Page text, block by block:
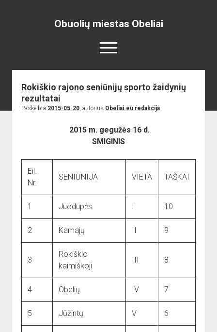
Obuolių miestas Obeliai
open
menu
Pradžia
dropdown
Renginiai
dropdown
Miesto aikštė
ISTORIJA
open
dropdown
Muziejus
Kiti objektai
dropdown
Gimnazistų kūryba
NUOTRAUKOS
Organizacijos
open
dropdown
Sėlos Ramuva
Sporto Klubas
open
dropdown
menu
Reikalingi kontaktai
Nuorodos
Bendruomenės
Rokiškio rajono seniūnijų sporto žaidynių
rezultatai
Paskelbta 2015-05-20, autorius Obeliai.eu redakcija
2015 m. gegužės 16 d.
SMIGINIS
Eil.
Nr.
SENIŪNIJA VIETA TAŠKAI
1 Juodupės I 10
2 Kamajų II 9
3
Rokiškio
kaimiškoji
III 8
4 Obelių IV 7
5 Jūžintų V 6